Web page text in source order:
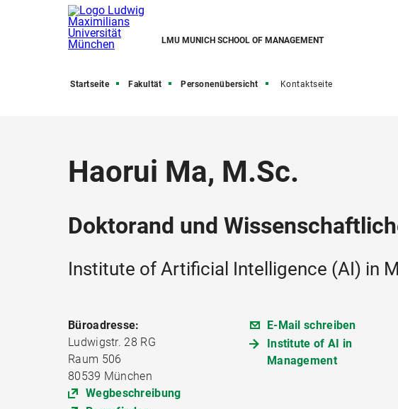
LMU MUNICH SCHOOL OF MANAGEMENT
Startseite Fakultät Personenübersicht Kontaktseite
Haorui Ma, M.Sc.
Doktorand und
Institute of Artificial Intelligence (AI) in
Büroadresse:
Ludwigstr. 28 RG
Raum 506
80539 München
Wegbeschreibung
E-Mail schreiben
Institute of AI in
Management